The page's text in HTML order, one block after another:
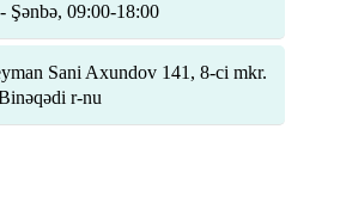
Şənbə, 09:00-18:00
Sani Axundov 141, 8-ci mkr.
r-nu